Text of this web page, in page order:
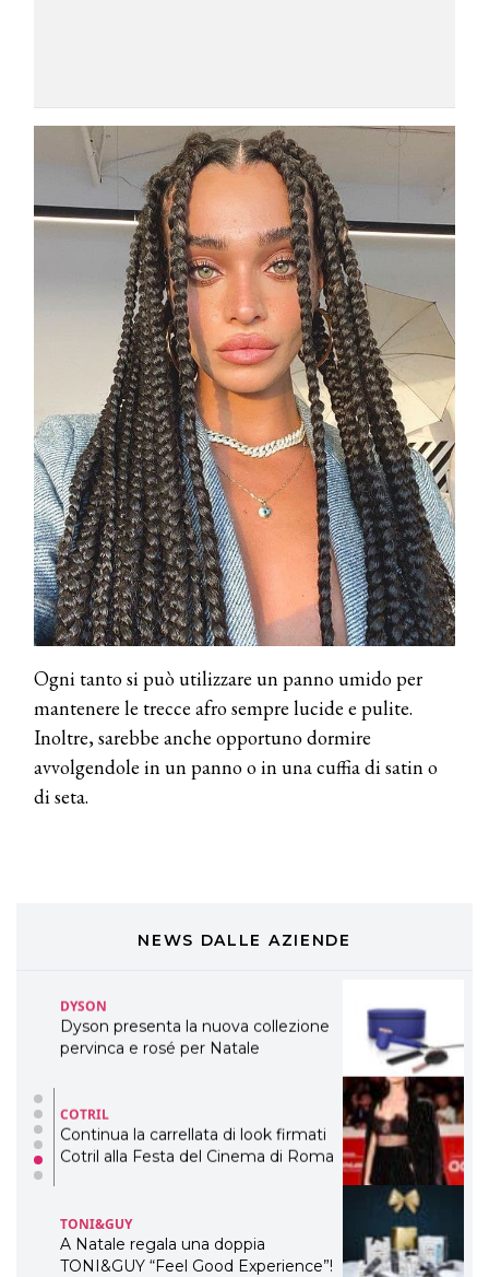
Ogni tanto si può utilizzare un panno umido per
mantenere le trecce afro sempre lucide e pulite.
Inoltre, sarebbe anche opportuno dormire
avvolgendole in un panno o in una cuffia di satin o
di seta.
NEWS DALLE AZIENDE
COSMOPROF WORLDWIDE BOLOGNA
Cosmprof Worldwide Bologna
presenta THE BEAUTY &
WELLNESS CONGRESS 2022: I
Dyson presenta la nuova collezione
pervinca e rosé per Natale
COTRIL
Continua la carrellata di look firmati
Cotril alla Festa del Cinema di Roma
TONI&GUY
A Natale regala una doppia
TONI&GUY “Feel Good Experience”!
TONI&GUY
LABEL.M lancia la sua innovativa ed
eco-sostenibile linea di prodotti
professionali
DAVINES
Davines presenta cofanetti beauty
WELLNESS CONGRESS 2022: I
DYSON
Dyson presenta la nuova collezione
pervinca e rosé per Natale
COTRIL
Continua la carrellata di look firmati
Cotril alla Festa del Cinema di Roma
TONI&GUY
A Natale regala una doppia
TONI&GUY “Feel Good Experience”!